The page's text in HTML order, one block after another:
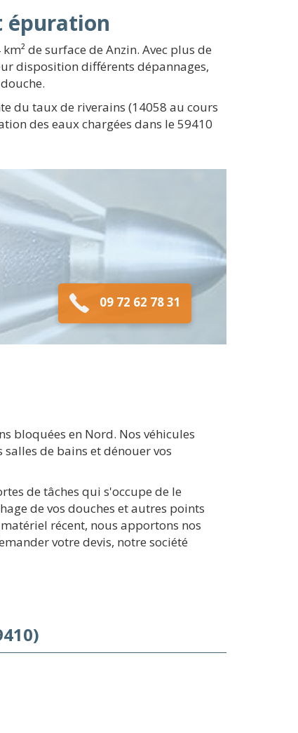
épuration
de surface de Anzin. Avec plus de
disposition différents dépannages,
du taux de riverains (14058 au cours
des eaux chargées dans le 59410
09 72 62 78 31
bloquées en Nord. Nos véhicules
de bains et dénouer vos
de tâches qui s'occupe de le
de vos douches et autres points
récent, nous apportons nos
votre devis, notre société